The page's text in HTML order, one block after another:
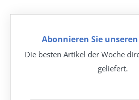
Abonnieren Sie
Die besten Artikel der Woche
geliefert.